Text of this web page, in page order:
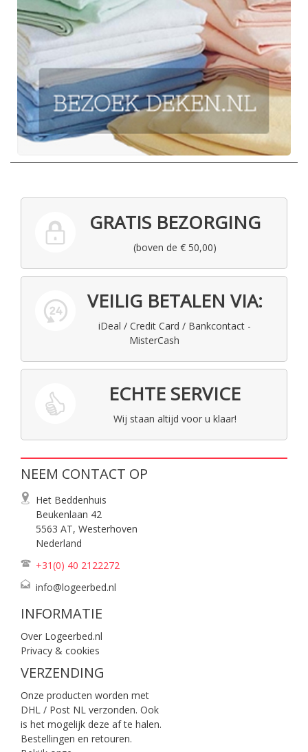
GRATIS BEZORGING
(boven de € 50,00)
VEILIG BETALEN VIA:
iDeal / Credit Card / Bankcontact -
MisterCash
ECHTE SERVICE
Wij staan altijd voor u klaar!
NEEM CONTACT OP
Het Beddenhuis
Beukenlaan 42
5563 AT, Westerhoven
Nederland
+31(0) 40 2122272
info@logeerbed.nl
INFORMATIE
Over Logeerbed.nl
Privacy & cookies
VERZENDING
Onze producten worden met
DHL / Post NL verzonden. Ook
is het mogelijk deze af te halen.
Bestellingen en retouren.